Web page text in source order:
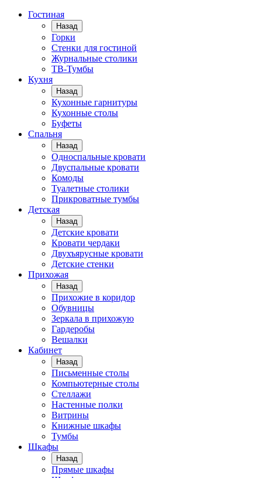
Гостиная
Назад
Горки
Стенки для гостиной
Журнальные столики
TВ-Тумбы
Кухня
Назад
Кухонные гарнитуры
Кухонные столы
Буфеты
Спальня
Назад
Односпальные кровати
Двуспальные кровати
Комоды
Туалетные столики
Прикроватные тумбы
Детская
Назад
Детские кровати
Кровати чердаки
Двухъярусные кровати
Детские стенки
Прихожая
Назад
Прихожие в коридор
Обувницы
Зеркала в прихожую
Гардеробы
Вешалки
Кабинет
Назад
Письменные столы
Компьютерные столы
Стеллажи
Настенные полки
Витрины
Книжные шкафы
Тумбы
Шкафы
Назад
Прямые шкафы